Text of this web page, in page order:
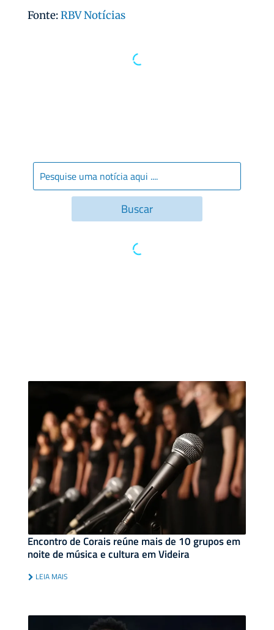
Fonte:RBV Notícias
Encontro de Corais reúne mais de 10 grupos em
noite de música e cultura em Videira
LEIA MAIS